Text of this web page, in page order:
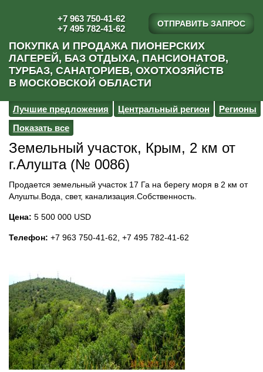
ОТПРАВИТЬ ЗАПРОС
+7 963 750-41-62
+7 495 782-41-62
ПОКУПКА И ПРОДАЖА ПИОНЕРСКИХ
ЛАГЕРЕЙ, БАЗ ОТДЫХА, ПАНСИОНАТОВ,
ТУРБАЗ, САНАТОРИЕВ, ОХОТХОЗЯЙСТВ
В МОСКОВСКОЙ ОБЛАСТИ
Лучшие предложения Центральный регион
Регионы
Показать все
Земельный участок, Крым, 2 км от
г.Алушта (№ 0086)
Продается земельный участок 17 Га на берегу моря в 2 км от
Алушты.Вода, свет, канализация.Собственность.
Цена: 5 500 000 USD
Телефон: +7 963 750-41-62, +7 495 782-41-62